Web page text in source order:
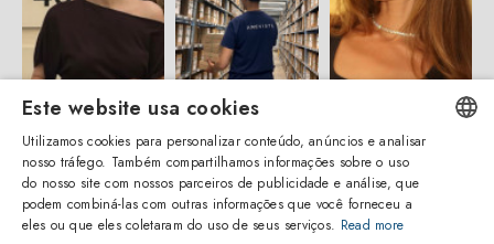
ENGLISH
ITALIAN
Este website usa cookies
Utilizamos cookies para personalizar conteúdo, anúncios e analisar
nosso tráfego. Também compartilhamos informações sobre o uso
do nosso site com nossos parceiros de publicidade e análise, que
podem combiná-las com outras informações que você forneceu a
eles ou que eles coletaram do uso de seus serviços. Read more